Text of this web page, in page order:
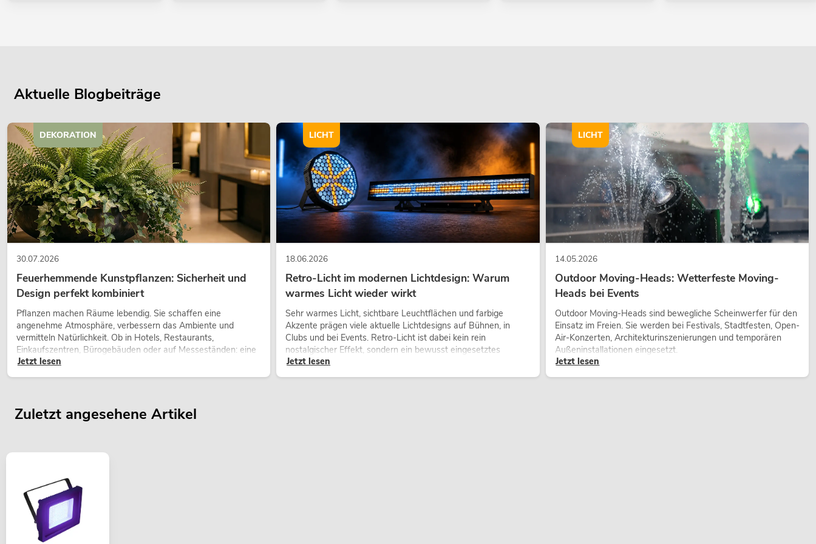
Aktuelle Blogbeiträge
30.07.2026
Feuerhemmende Kunstpflanzen: Sicherheit und
Design perfekt kombiniert
Pflanzen machen Räume lebendig. Sie schaffen eine
angenehme Atmosphäre, verbessern das Ambiente und
vermitteln Natürlichkeit. Ob in Hotels, Restaurants,
Einkaufszentren, Bürogebäuden oder auf Messeständen: eine
hochwertige Begrünung gehört heute längst zum modernen
Raumkonzept.
Jetzt lesen
DEKORATION
18.06.2026
Retro-Licht im modernen Lichtdesign: Warum
warmes Licht wieder wirkt
Sehr warmes Licht, sichtbare Leuchtflächen und farbige
Akzente prägen viele aktuelle Lichtdesigns auf Bühnen, in
Clubs und bei Events. Retro-Licht ist dabei kein rein
nostalgischer Effekt, sondern ein bewusst eingesetztes
Gestaltungsmittel: Es schafft Atmosphäre, gibt Szenen
Charakter und kann technische LED-Setups emotionaler
Jetzt lesen
LICHT
14.05.2026
Outdoor Moving-Heads: Wetterfeste Moving-
Heads bei Events
Outdoor Moving-Heads sind bewegliche Scheinwerfer für den
Einsatz im Freien. Sie werden bei Festivals, Stadtfesten, Open-
Air-Konzerten, Architekturinszenierungen und temporären
Außeninstallationen eingesetzt.
Jetzt lesen
LICHT
Zuletzt angesehene Artikel